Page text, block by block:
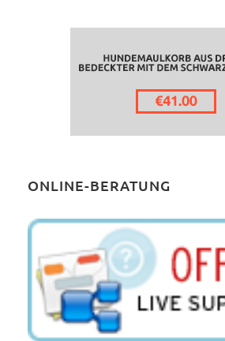
ONLINE-BERATUNG